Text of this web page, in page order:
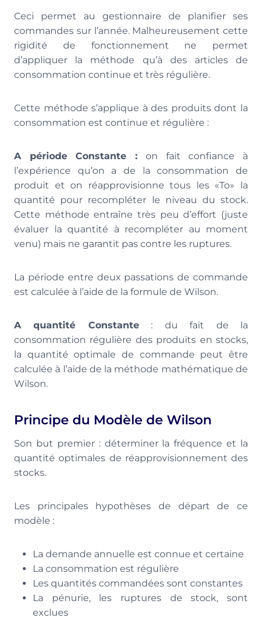
Ceci permet au gestionnaire de planifier ses
commandes sur l’année. Malheureusement cette
rigidité de fonctionnement ne permet
d’appliquer la méthode qu’à des articles de
consommation continue et très régulière.
Cette méthode s’applique à des produits dont la
consommation est continue et régulière :
A période Constante : on fait confiance à
l’expérience qu’on a de la consommation de
produit et on réapprovisionne tous les «To» la
quantité pour recompléter le niveau du stock.
Cette méthode entraîne très peu d’effort (juste
évaluer la quantité à recompléter au moment
venu) mais ne garantit pas contre les ruptures.
La période entre deux passations de commande
est calculée à l’aide de la formule de Wilson.
A quantité Constante: du fait de la
consommation régulière des produits en stocks,
la quantité optimale de commande peut être
calculée à l’aide de la méthode mathématique de
Wilson.
Principe du Modèle de Wilson
Son but premier : déterminer la fréquence et la
quantité optimales de réapprovisionnement des
stocks.
Les principales hypothèses de départ de ce
modèle :
La demande annuelle est connue et certaine
La consommation est régulière
Les quantités commandées sont constantes
La pénurie, les ruptures de stock, sont
exclues